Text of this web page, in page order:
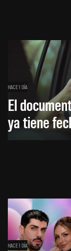
HACE 1 DÍA
El
ya tiene
HACE 1 DÍA